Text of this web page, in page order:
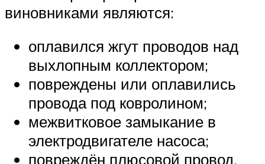
виновниками являются:
оплавился жгут проводов над
выхлопным коллектором;
повреждены или оплавились
провода под ковролином;
межвитковое замыкание в
электродвигателе насоса;
повреждён плюсовой провод,